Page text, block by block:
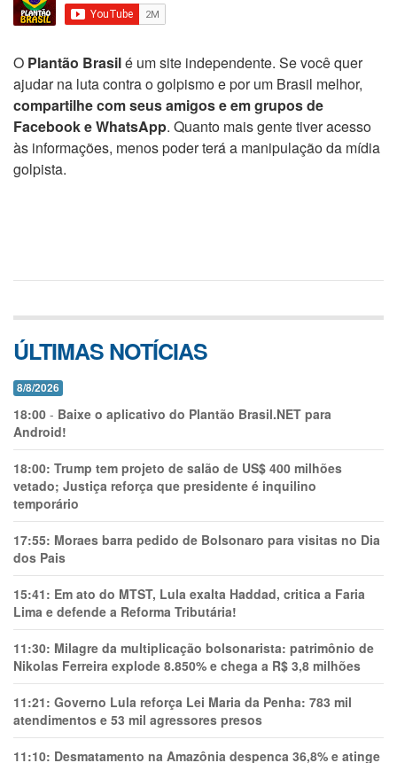
O Plantão Brasilé um site independente. Se você quer
ajudar na luta contra o golpismo e por um Brasil melhor,
compartilhe com seus amigos e em grupos de
Facebook e WhatsApp. Quanto mais gente tiver acesso
às informações, menos poder terá a manipulação da mídia
golpista.
ÚLTIMAS NOTÍCIAS
8/8/2026
18:00 - Baixe o aplicativo do Plantão Brasil.NET para
Android!
18:00: Trump tem projeto de salão de US$ 400 milhões
vetado; Justiça reforça que presidente é inquilino
temporário
17:55: Moraes barra pedido de Bolsonaro para visitas no Dia
dos Pais
15:41: Em ato do MTST, Lula exalta Haddad, critica a Faria
Lima e defende a Reforma Tributária!
11:30: Milagre da multiplicação bolsonarista: patrimônio de
Nikolas Ferreira explode 8.850% e chega a R$ 3,8 milhões
11:21: Governo Lula reforça Lei Maria da Penha: 783 mil
atendimentos e 53 mil agressores presos
11:10: Desmatamento na Amazônia despenca 36,8% e atinge